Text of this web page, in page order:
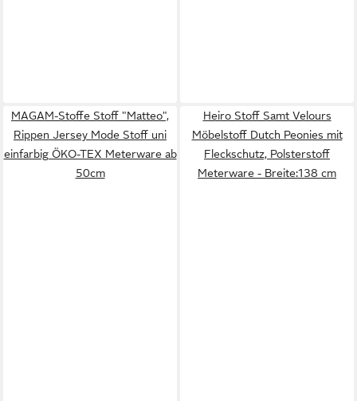
MAGAM-Stoffe Stoff "Matteo",
Rippen Jersey Mode Stoff uni
einfarbig ÖKO-TEX Meterware ab
50cm
Heiro Stoff Samt Velours
Möbelstoff Dutch Peonies mit
Fleckschutz, Polsterstoff
Meterware - Breite:138 cm